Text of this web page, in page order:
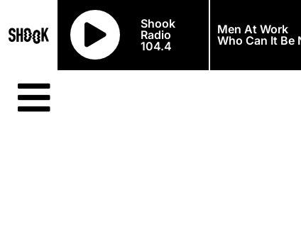
Shook
Radio
104.4
Men At Work
Who Can It Be